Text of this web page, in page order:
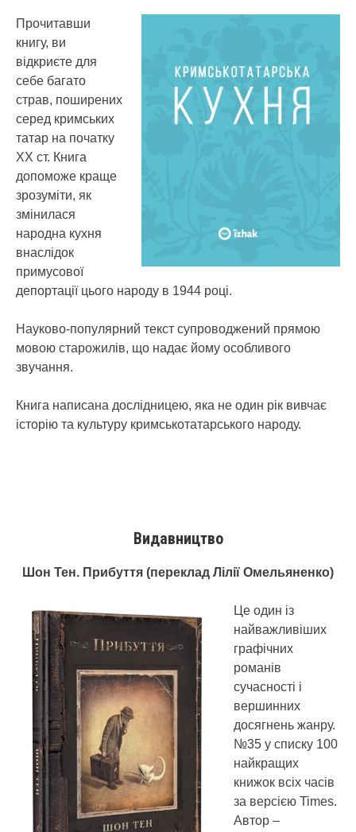
Прочитавши
книгу, ви
відкриєте для
себе багато
страв, поширених
серед кримських
татар на початку
ХХ ст. Книга
допоможе краще
зрозуміти, як
змінилася
народна кухня
внаслідок
примусової
депортації цього народу в 1944 році.
Науково-популярний текст супроводжений прямою
мовою старожилів, що надає йому особливого
звучання.
Книга написана дослідницею, яка не один рік вивчає
історію та культуру кримськотатарського народу.
Видавництво
Шон Тен. Прибуття (переклад Лілії Омельяненко)
Це один із
найважливіших
графічних
романів
сучасності і
вершинних
досягнень жанру.
№35 у списку 100
найкращих
книжок всіх часів
за версією Times.
Автор –